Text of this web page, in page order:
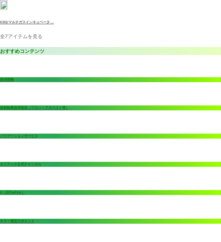
CO2/マルチガスインキュベータ ...
全7アイテムを見る
おすすめコンテンツ
採用情報
規制物質使用状況（フロン・アスベスト等）
バリデーションサービス
タイテック公式チャンネル
X（旧Twitter）
チラー選定のポイント